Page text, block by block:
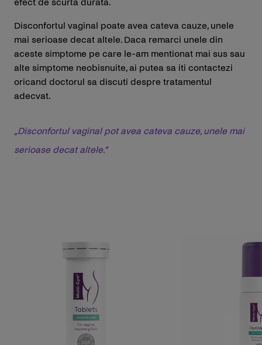
Disconfortul vaginal poate avea cateva cauze, unele
mai serioase decat altele. Daca remarci unele din
aceste simptome pe care le-am mentionat mai sus sau
alte simptome neobisnuite, ai putea sa iti contactezi
oricand doctorul sa discuti despre tratamentul
adecvat.
„Disconfortul vaginal pot avea cateva cauze, unele mai
serioase decat altele.”